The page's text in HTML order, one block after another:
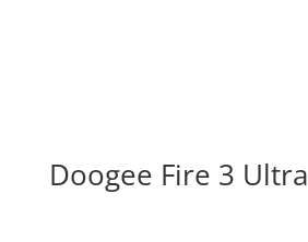
Doogee Fire 3 Ultra